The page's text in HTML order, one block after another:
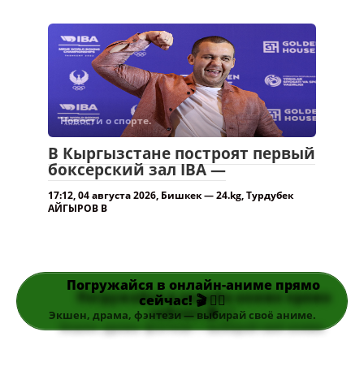
Новости о спорте.
В Кыргызстане построят первый
боксерский зал IBA —
17:12, 04 августа 2026, Бишкек — 24.kg, Турдубек
АЙГЫРОВ В
Погружайся в онлайн-аниме прямо
сейчас! 🎬 👆🏻
Экшен, драма, фэнтези — выбирай своё аниме.